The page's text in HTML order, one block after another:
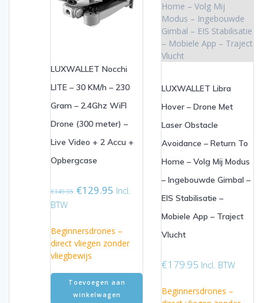
LUXWALLET Nocchi
LITE – 30 KM/h – 230
Gram – 2.4Ghz WiFI
Drone (300 meter) –
Live Video + 2 Accu +
Opbergcase
€149.95 Oorspronkelijke
€149.95.
€129.95 Huidige
€129.95.
Incl.
BTW
Beginnersdrones –
direct vliegen zonder
vliegbewijs
Toevoegen aan
winkelwagen
LUXWALLET Libra
Hover – Drone Met
Laser Obstacle
Avoidance – Return To
Home – Volg Mij Modus
– Ingebouwde Gimbal –
EIS Stabilisatie –
Mobiele App – Traject
Vlucht
€179.95 Incl. BTW
Beginnersdrones –